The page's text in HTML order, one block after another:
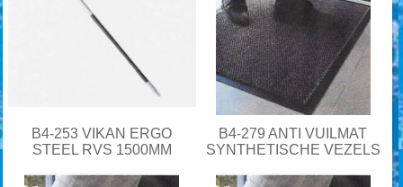
B4-253 VIKAN ERGO
STEEL RVS 1500MM
B4-279 ANTI VUILMAT
SYNTHETISCHE VEZELS